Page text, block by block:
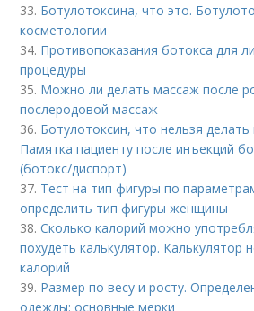
33. Ботулотоксина, что это.
косметологии
34. Противопоказания ботокса для
процедуры
35. Можно ли делать массаж после
послеродовой массаж
36. Ботулотоксин, что нельзя
Памятка пациенту после инъекций
(ботокс/диспорт)
37. Тест на тип фигуры по
определить тип фигуры женщины
38.Сколько калорий можно
похудеть калькулятор. Калькулятор
калорий
39. Размер по весу и росту.
одежды: основные мерки